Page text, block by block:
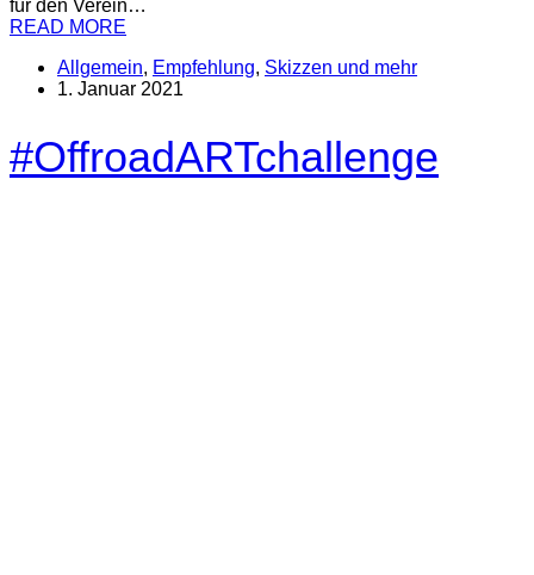
für den Verein…
READ MORE
Allgemein, Empfehlung, Skizzen und mehr
1. Januar 2021
#OffroadARTchallenge